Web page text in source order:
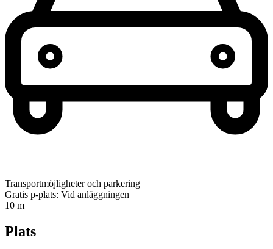
Transportmöjligheter och parkering
Gratis p-plats: Vid anläggningen
10 m
Plats